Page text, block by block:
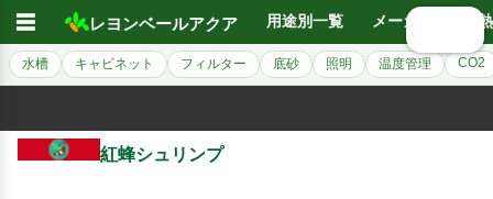
☰ レヨンベールアクア 用途別一覧 メーカー別
水槽 キャビネット フィルター 底砂 照明 温度管理 CO2
紅蜂シュリンプ